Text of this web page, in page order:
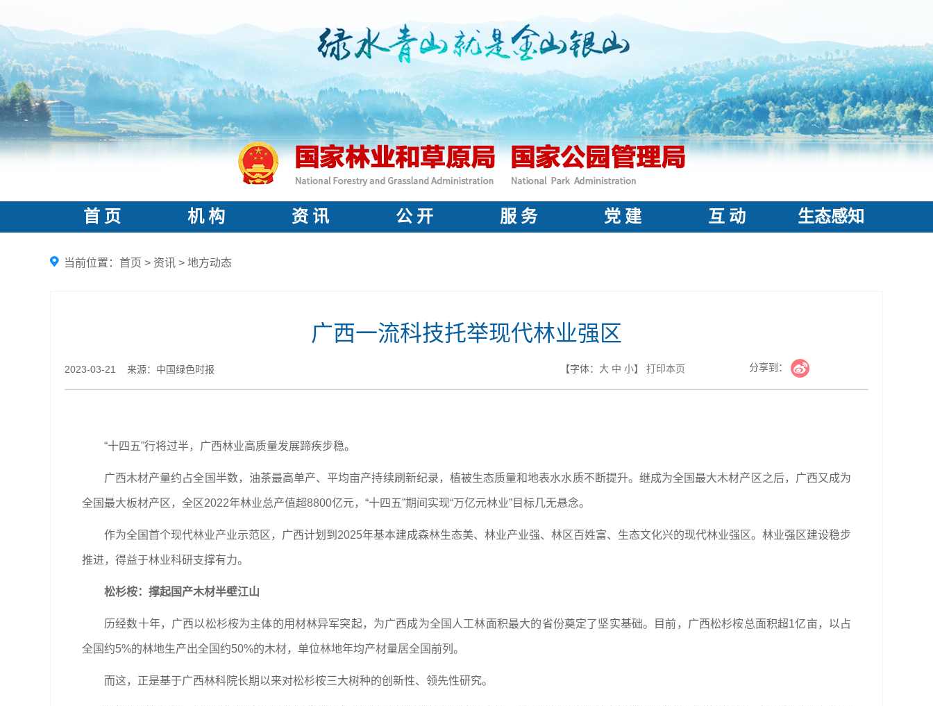
首 页 机 构 资 讯 公 开 服 务 党 建 互 动 生态感知
当前位置： 首页 > 资讯 > 地方动态
广西一流科技托举现代林业强区
2023-03-21 来源：中国绿色时报 【字体： 大 中 小】 打印本页 分享到：
“十四五”行将过半，广西林业高质量发展蹄疾步稳。
广西木材产量约占全国半数，油茶最高单产、平均亩产持续刷新纪录，植被生态质量和地表水水质不断提升。继成为全国最大木材产区之后，广西又成为
全国最大板材产区，全区2022年林业总产值超8800亿元，“十四五”期间实现“万亿元林业”目标几无悬念。
作为全国首个现代林业产业示范区，广西计划到2025年基本建成森林生态美、林业产业强、林区百姓富、生态文化兴的现代林业强区。林业强区建设稳步
推进，得益于林业科研支撑有力。
松杉桉：撑起国产木材半壁江山
历经数十年，广西以松杉桉为主体的用材林异军突起，为广西成为全国人工林面积最大的省份奠定了坚实基础。目前，广西松杉桉总面积超1亿亩，以占
全国约5%的林地生产出全国约50%的木材，单位林地年均产材量居全国前列。
而这，正是基于广西林科院长期以来对松杉桉三大树种的创新性、领先性研究。